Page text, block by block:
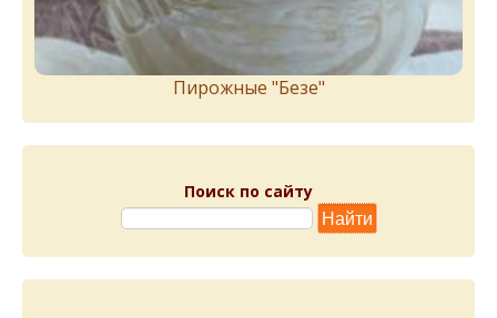
Пирожныe "Бeзe"
Поиск по сайту